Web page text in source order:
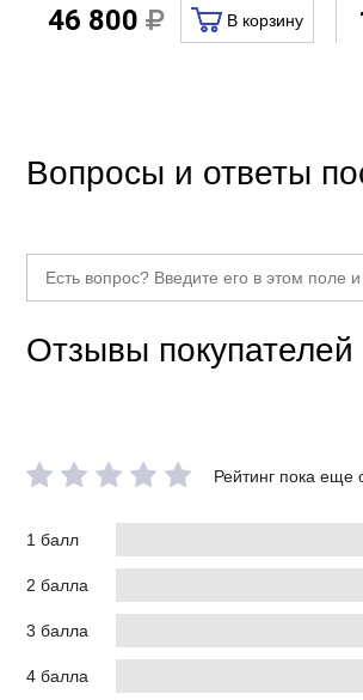
Озонирование
Сиденье
46 800 В корзину
Вопросы и ответы
Отзывы покупателей
Рейтинг пока еще
1 балл
2 балла
3 балла
4 балла